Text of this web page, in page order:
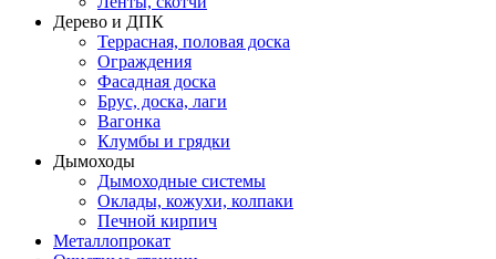
Дерево и ДПК
Террасная, половая доска
Ограждения
Фасадная доска
Брус, доска, лаги
Вагонка
Клумбы и грядки
Дымоходы
Дымоходные системы
Оклады, кожухи, колпаки
Печной кирпич
Металлопрокат